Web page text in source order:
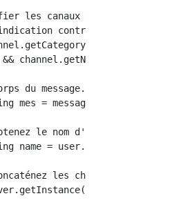
les canaux et les
contraire, vous
du message.
mes = message.getContent();
le nom d'utilisateur.
name = user.getName();
les chaînes et